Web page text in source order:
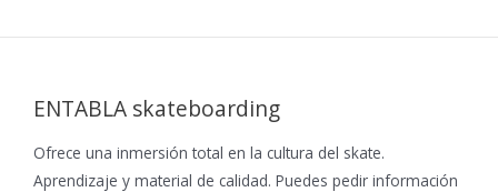
ENTABLA skateboarding
Ofrece una inmersión total en la cultura del skate.
Aprendizaje y material de calidad. Puedes pedir información